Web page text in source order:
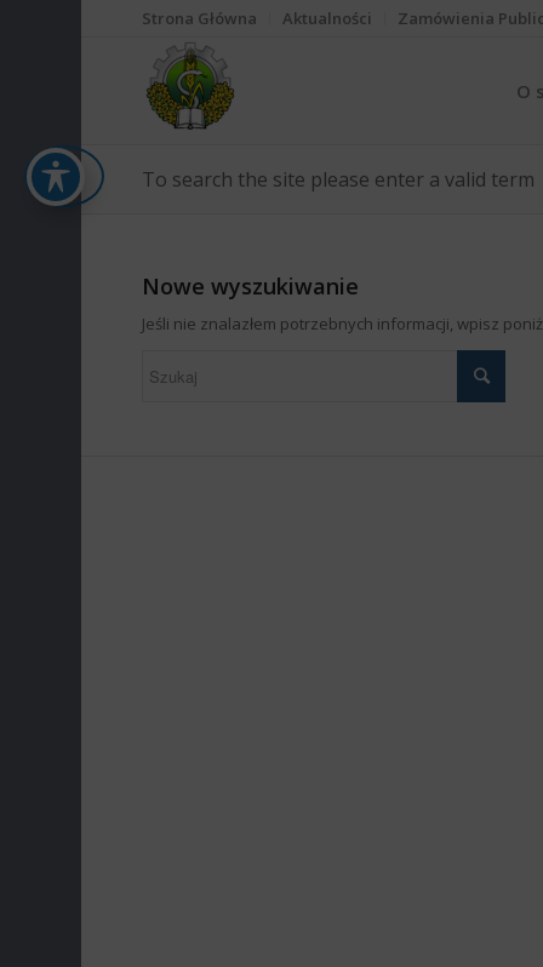
Strona Główna Aktualności Zamówienia
O
To search the site please enter a valid term
Nowe wyszukiwanie
Jeśli nie znalazłem potrzebnych informacji, wpisz